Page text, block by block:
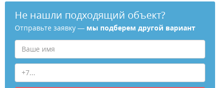
Не нашли подходящий объект?
Отправьте заявку — мы подберем другой вариант